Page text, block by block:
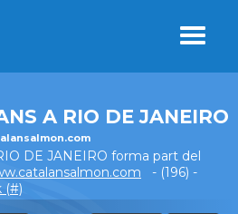
A RIO DE JANEIRO
DE JANEIRO forma part del
- (196) -
(#)